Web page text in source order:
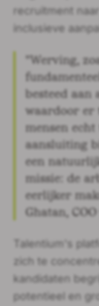
recruitment
inclusieve
"Werving,
besteed aan
waardoor
mensen
aansluiting
een
missie: de
eerlijker
Ghatan,
Talentium's
zich te
kandidaten
potentieel en